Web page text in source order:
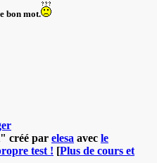
bon mot.
créé par elesa avec le
test ! [Plus de cours et